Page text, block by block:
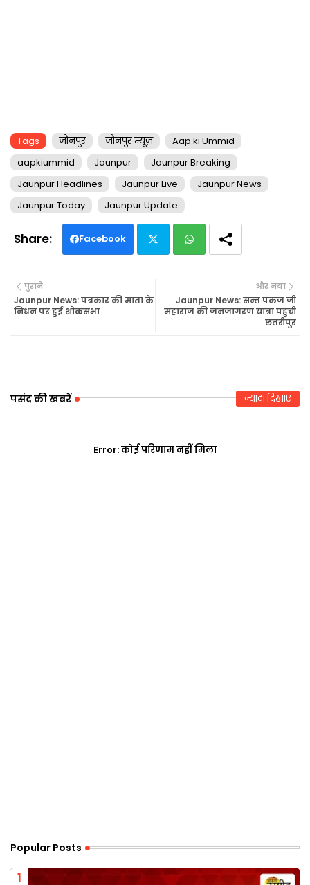
Tags जौनपुर जौनपुर न्यूज़
Aap ki Ummid
aapkiummid
Jaunpur
Jaunpur Breaking
Jaunpur Headlines
Jaunpur Live
Jaunpur News
Jaunpur Today
Jaunpur Update
Facebook
tte ats
और नया
Jaunpur News: सन्त पंकज जी
महाराज की जनजागरण यात्रा पहुंची
छतरीपुर
पुराने
Jaunpur News: पत्रकार की माता के
निधन पर हुई शोकसभा
पसंद की खबरें ज़्यादा दिखाएं
Error:कोई परिणाम नहीं मिला
Popular Posts